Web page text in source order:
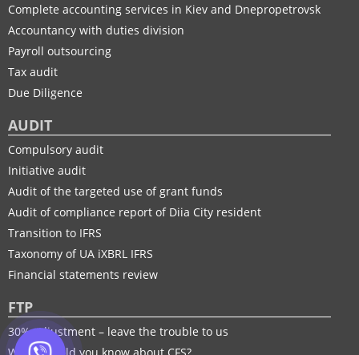
Complete accounting services in Kiev and Dnepropetrovsk
Accountancy with duties division
Payroll outsourcing
Tax audit
Due Diligence
AUDIT
Compulsory audit
Initiative audit
Audit of the targeted use of grant funds
Audit of compliance report of Diia City resident
Transition to IFRS
Taxonomy of UA іXBRL IFRS
Financial statements review
FTP
30% adjustment – leave the trouble to us
What should you know about CFS?